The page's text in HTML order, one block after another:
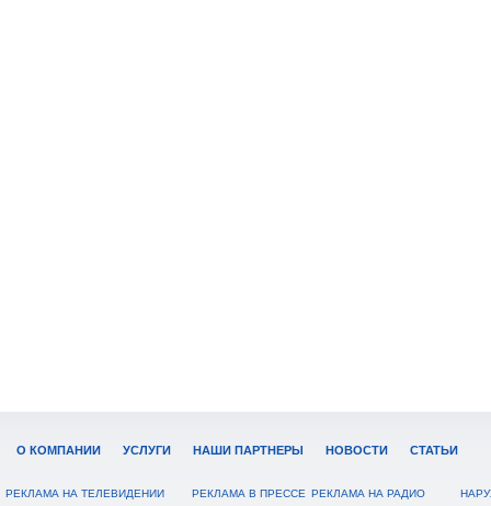
О КОМПАНИИ УСЛУГИ НАШИ ПАРТНЕРЫ НОВОСТИ СТАТЬИ
РЕКЛАМА НА ТЕЛЕВИДЕНИИ РЕКЛАМА В ПРЕССЕ РЕКЛАМА НА РАДИО